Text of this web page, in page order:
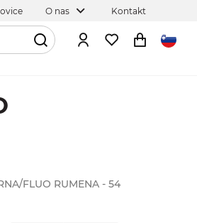
O nas Kontakt
FLUO RUMENA - 54